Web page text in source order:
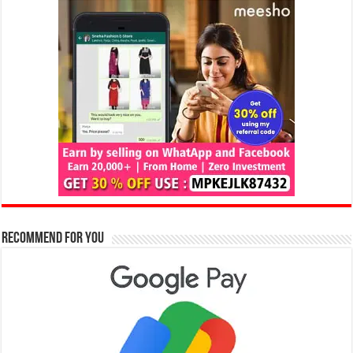
Recommend for You